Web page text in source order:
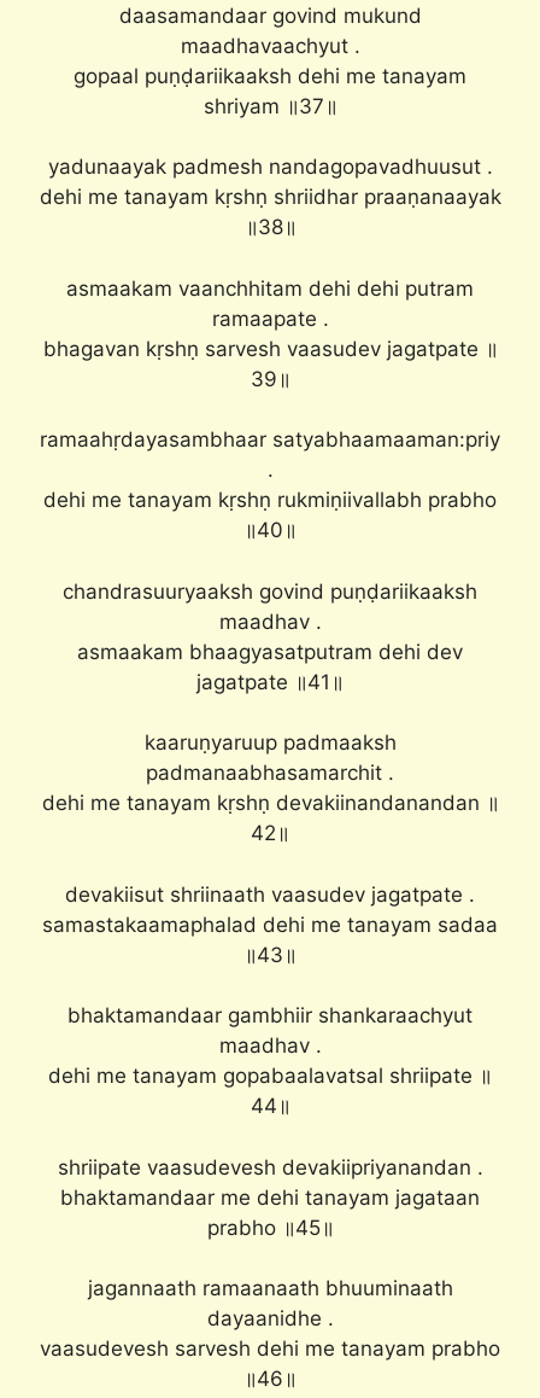
daasamandaar govind mukund
maadhavaachyut .
gopaal puṇḍariikaaksh dehi me tanayam
shriyam ॥37॥
yadunaayak padmesh nandagopavadhuusut .
dehi me tanayam kṛshṇ shriidhar praaṇanaayak
॥38॥
asmaakam vaanchhitam dehi dehi putram
ramaapate .
bhagavan kṛshṇ sarvesh vaasudev jagatpate ॥
39॥
ramaahṛdayasambhaar satyabhaamaaman:priy
.
dehi me tanayam kṛshṇ rukmiṇiivallabh prabho
॥40॥
chandrasuuryaaksh govind puṇḍariikaaksh
maadhav .
asmaakam bhaagyasatputram dehi dev
jagatpate ॥41॥
kaaruṇyaruup padmaaksh
padmanaabhasamarchit .
dehi me tanayam kṛshṇ devakiinandanandan ॥
42॥
devakiisut shriinaath vaasudev jagatpate .
samastakaamaphalad dehi me tanayam sadaa
॥43॥
bhaktamandaar gambhiir shankaraachyut
maadhav .
dehi me tanayam gopabaalavatsal shriipate ॥
44॥
shriipate vaasudevesh devakiipriyanandan .
bhaktamandaar me dehi tanayam jagataan
prabho ॥45॥
jagannaath ramaanaath bhuuminaath
dayaanidhe .
vaasudevesh sarvesh dehi me tanayam prabho
॥46॥